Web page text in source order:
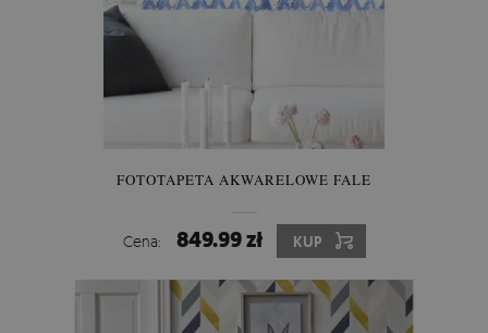
FOTOTAPETA AKWARELOWE FALE
Cena: 849.99 zł KUP